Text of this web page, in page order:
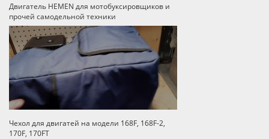
Двигатель HEMEN для мотобуксировщиков и
прочей самодельной техники
Чехол для двигатей на модели 168F, 168F-2,
170F, 170FT